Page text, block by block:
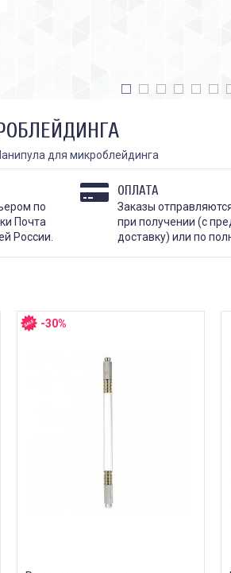
для микроблейдинга
по
Почта
России.
ОПЛАТА
Заказы
при получении (с
доставку) или по
-30%